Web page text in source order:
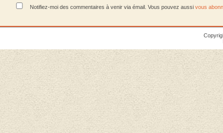
Notifiez-moi des commentaires à venir via émail. Vous pouvez aussi vous